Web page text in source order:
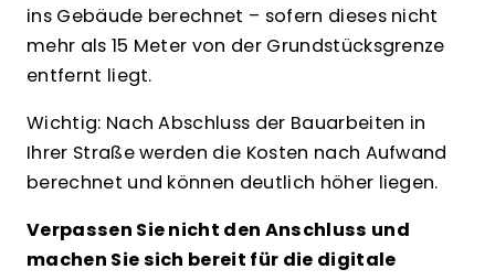
ins Gebäude berechnet – sofern dieses nicht
mehr als 15 Meter von der Grundstücksgrenze
entfernt liegt.
Wichtig: Nach Abschluss der Bauarbeiten in
Ihrer Straße werden die Kosten nach Aufwand
berechnet und können deutlich höher liegen.
Verpassen Sie nicht den Anschluss und
machen Sie sich bereit für die digitale